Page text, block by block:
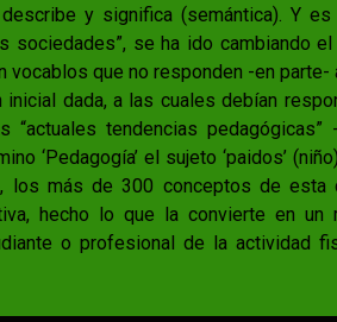
y significa (semántica). Y
se ha ido cambiando
que no responden -en parte-
dada, a las cuales debían
tendencias pedagógicas”
‘Pedagogía’ el sujeto ‘paidos’
los más de 300 conceptos de esta
hecho lo que la convierte en un
o profesional de la actividad